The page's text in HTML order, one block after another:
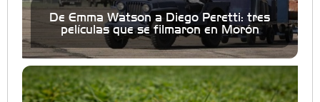
De Emma Watson a Diego Peretti: tres
películas que se filmaron en Morón